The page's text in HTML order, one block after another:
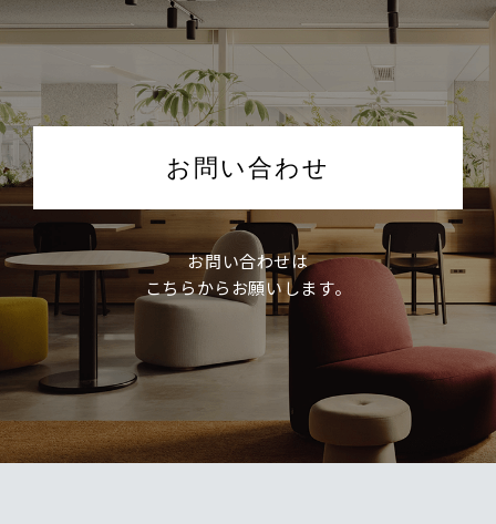
お問い合わせ
お問い合わせは
こちらからお願いします。